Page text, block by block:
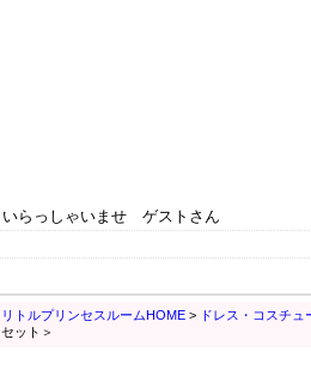
いらっしゃいませ ゲストさん
リトルプリンセスルームHOME > ドレス・コスチュ
セット＞